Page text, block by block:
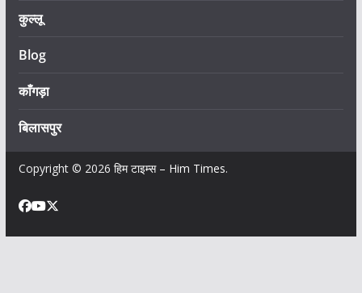
कुल्लू
Blog
काँगड़ा
बिलासपुर
Copyright © 2026 हिम टाइम्स – Him Times.